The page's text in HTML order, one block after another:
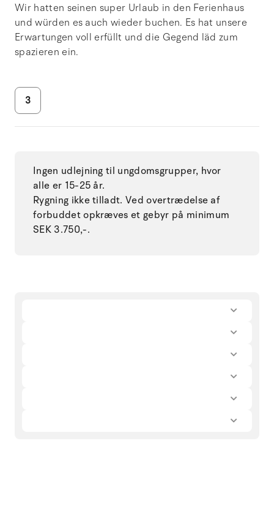
Wir hatten seinen super Urlaub in den Ferienhaus
und würden es auch wieder buchen. Es hat unsere
Erwartungen voll erfüllt und die Gegend läd zum
spazieren ein.
3
Ingen udlejning til ungdomsgrupper, hvor
alle er 15-25 år.
Rygning ikke tilladt. Ved overtrædelse af
forbuddet opkræves et gebyr på minimum
SEK 3.750,-.